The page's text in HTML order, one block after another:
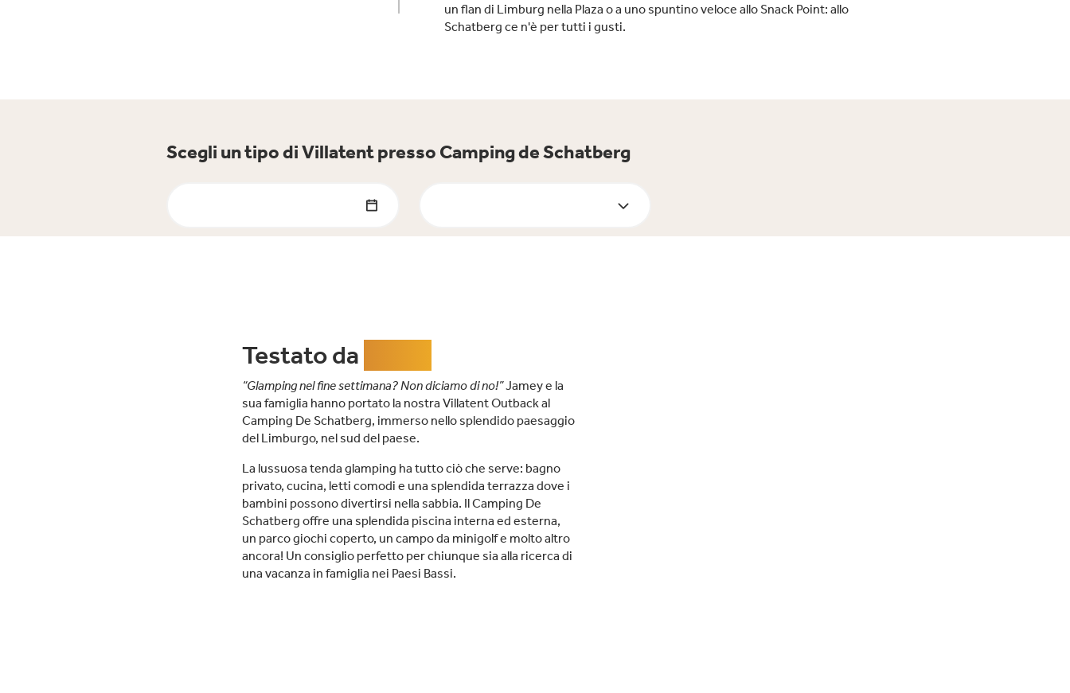
un flan di Limburg nella Plaza o a uno spuntino veloce allo Snack Point: allo
Schatberg ce n'è per tutti i gusti.
Scegli un tipo di Villatent presso Camping de Schatberg
Testato da
“Glamping nel fine settimana? Non diciamo di no!”Jamey e la
sua famiglia hanno portato la nostra Villatent Outback al
Camping De Schatberg, immerso nello splendido paesaggio
del Limburgo, nel sud del paese.
La lussuosa tenda glamping ha tutto ciò che serve: bagno
privato, cucina, letti comodi e una splendida terrazza dove i
bambini possono divertirsi nella sabbia. Il Camping De
Schatberg offre una splendida piscina interna ed esterna,
un parco giochi coperto, un campo da minigolf e molto altro
ancora! Un consiglio perfetto per chiunque sia alla ricerca di
una vacanza in famiglia nei Paesi Bassi.